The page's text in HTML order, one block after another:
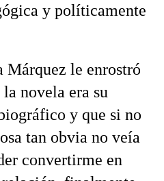
y políticamente
Márquez le enrostró
novela era su
y que si no
tan obvia no veía
convertirme en